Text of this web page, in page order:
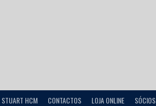
HCM CONTACTOS LOJA ONLINE SÓCIOS